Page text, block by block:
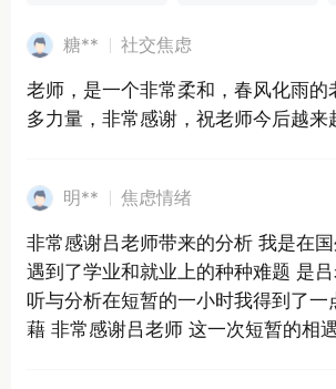
糖** 社交焦虑
老师，是一个非常柔和，春风化雨的
多力量，非常感谢，祝老师今后越来
明** 焦虑情绪
非常感谢吕老师带来的分析 我是在
遇到了学业和就业上的种种难题 是
听与分析在短暂的一小时我得到了一
藉 非常感谢吕老师 这一次短暂的相遇